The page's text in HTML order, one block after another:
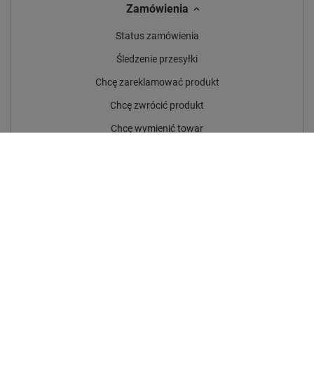
Zamówienia
Status zamówienia
Śledzenie przesyłki
Chcę zareklamować produkt
Chcę zwrócić produkt
Chcę wymienić towar